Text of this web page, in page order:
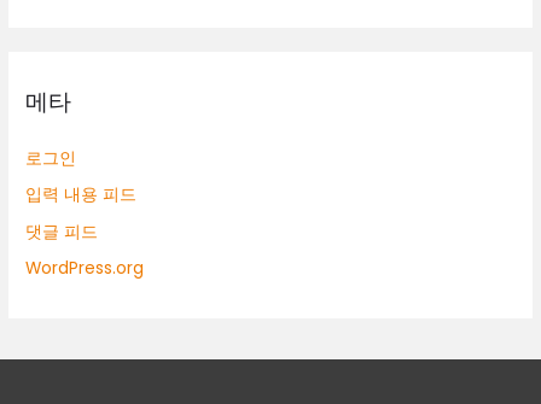
메타
로그인
입력 내용 피드
댓글 피드
WordPress.org